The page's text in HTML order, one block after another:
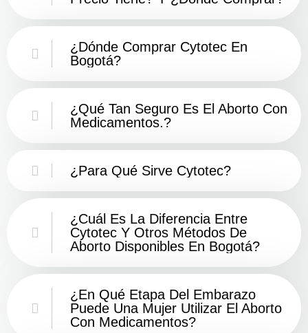
¿Dónde Comprar Cytotec En
Bogotá?
¿Qué Tan Seguro Es El Aborto Con
Medicamentos.?
¿Para Qué Sirve Cytotec?
¿Cuál Es La Diferencia Entre
Cytotec Y Otros Métodos De
Aborto Disponibles En Bogotá?
¿En Qué Etapa Del Embarazo
Puede Una Mujer Utilizar El Aborto
Con Medicamentos?